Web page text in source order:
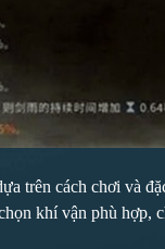
trên cách chơi và
khí vận phù hợp,